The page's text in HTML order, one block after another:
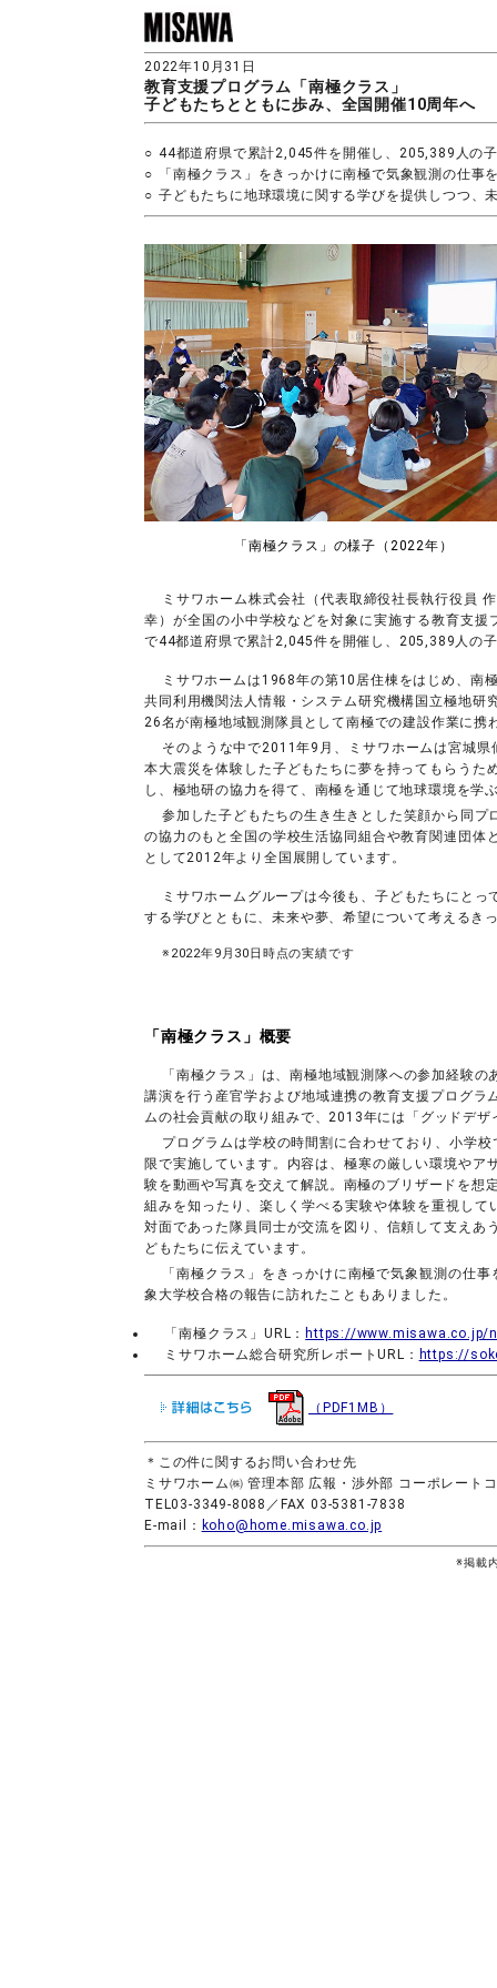
2022年10月31日
教育支援プログラム「南極クラス」
子どもたちとともに歩み、全国開催10周年へ
○ 44都道府県で累計2,045件を開催し、205,389人の
○
「南極クラス」をきっかけに南極で気象観測の仕
○ 子どもたちに地球環境に関する学びを提供しつつ、
「南極クラス」の様子（2022年）
ミサワホーム株式会社（代表取締役社長執行役員
幸）が全国の小中学校などを対象に実施する教育支
で44都道府県で累計2,045件を開催し、205,389人の
ミサワホームは1968年の第10居住棟をはじめ、南
共同利用機関法人情報・システム研究機構国立極地
26名が南極地域観測隊員として南極での建設作業に携
そのような中で2011年9月、ミサワホームは宮城
本大震災を体験した子どもたちに夢を持ってもらう
し、極地研の協力を得て、南極を通じて地球環境を学
参加した子どもたちの生き生きとした笑顔から同
の協力のもと全国の学校生活協同組合や教育関連団
として2012年より全国展開しています。
ミサワホームグループは今後も、子どもたちにと
する学びとともに、未来や夢、希望について考えるき
※2022年9月30日時点の実績です
「南極クラス」概要
「南極クラス」は、南極地域観測隊への参加経験
講演を行う産官学および地域連携の教育支援プログ
ムの社会貢献の取り組みで、2013年には「グッドデ
プログラムは学校の時間割に合わせており、小学
限で実施しています。内容は、極寒の厳しい環境や
験を動画や写真を交えて解説。南極のブリザードを
組みを知ったり、楽しく学べる実験や体験を重視し
対面であった隊員同士が交流を図り、信頼して支え
どもたちに伝えています。
「南極クラス」をきっかけに南極で気象観測の仕
象大学校合格の報告に訪れたこともありました。
「南極クラス」URL： https://
ミサワホーム総合研究所レポートURL： https://
（PDF1MB）
＊この件に関するお問い合わせ先
ミサワホーム㈱ 管理本部 広報・渉外部 コーポレート
TEL03-3349-8088／FAX 03-5381-7838
E-mail： koho@home.misawa.co.jp
※掲載